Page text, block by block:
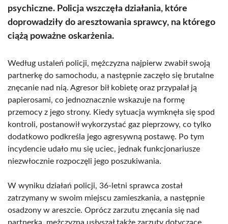
psychiczne. Policja wszczęła działania, które
doprowadziły do aresztowania sprawcy, na którego
ciążą poważne oskarżenia.
Według ustaleń policji, mężczyzna najpierw zwabił swoją
partnerkę do samochodu, a następnie zaczęło się brutalne
znęcanie nad nią. Agresor bił kobietę oraz przypalał ją
papierosami, co jednoznacznie wskazuje na formę
przemocy z jego strony. Kiedy sytuacja wymknęła się spod
kontroli, postanowił wykorzystać gaz pieprzowy, co tylko
dodatkowo podkreśla jego agresywną postawę. Po tym
incydencie udało mu się uciec, jednak funkcjonariusze
niezwłocznie rozpoczęli jego poszukiwania.
W wyniku działań policji, 36-letni sprawca został
zatrzymany w swoim miejscu zamieszkania, a następnie
osadzony w areszcie. Oprócz zarzutu znęcania się nad